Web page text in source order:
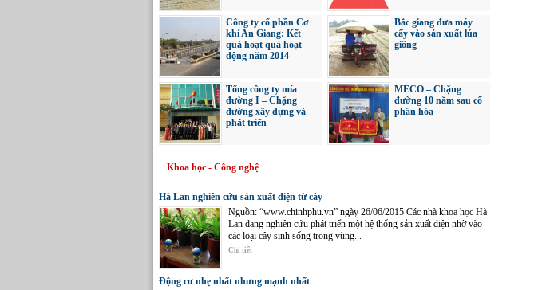
Công ty cổ phần Cơ
khí An Giang: Kết
quả hoạt quả hoạt
động năm 2014
Bắc giang đưa máy
cấy vào sản xuất lúa
giống
Tổng công ty mía
đường I – Chặng
đường xây dựng và
phát triển
MECO – Chặng
đường 10 năm sau cổ
phần hóa
Khoa học - Công nghệ
Hà Lan nghiên cứu sản xuất điện từ cây
Nguồn: “www.chinhphu.vn” ngày 26/06/2015 Các nhà khoa học Hà
Lan đang nghiên cứu phát triển một hệ thống sản xuất điện nhờ vào
các loại cây sinh sống trong vùng...
Chi tiết
Động cơ nhẹ nhất nhưng mạnh nhất